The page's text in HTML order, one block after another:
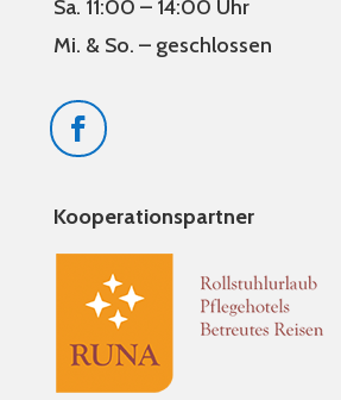
Sa. 11:00 – 14:00 Uhr
Mi. & So. – geschlossen
Kooperationspartner